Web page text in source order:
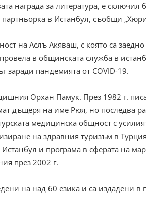
награда за литература, е сключил
в Истанбул, съобщи
на Аслъ Акяваш, с която са заедно
в общинската служба в
заради пандемията от COVID-19.
Орхан Памук. През 1982 г.
дъщеря на име Рюя, но последва
медицинска общност с
на здравния туризъм в
и програма в сферата на
през 2002 г.
на над 60 езика и са издадени в